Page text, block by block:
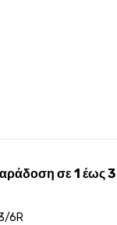
σε 1 έως 3
6R